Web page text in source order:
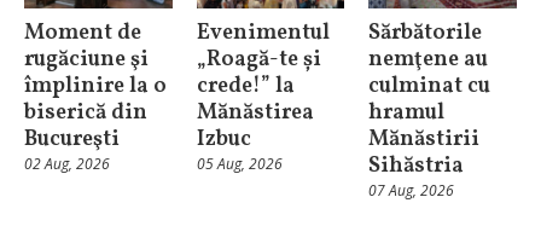
Moment de
rugăciune şi
împlinire la o
biserică din
Bucureşti
02 Aug, 2026
Evenimentul
„Roagă-te și
crede!” la
Mănăstirea
Izbuc
05 Aug, 2026
Sărbătorile
nemţene au
culminat cu
hramul
Mănăstirii
Sihăstria
07 Aug, 2026